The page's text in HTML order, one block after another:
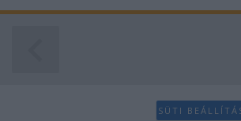
SÜTI